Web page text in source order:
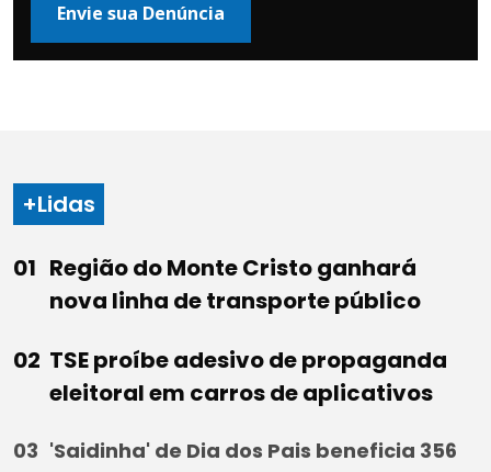
Envie sua Denúncia
+Lidas
Região do Monte Cristo ganhará
nova linha de transporte público
TSE proíbe adesivo de propaganda
eleitoral em carros de aplicativos
'Saidinha' de Dia dos Pais beneficia 356